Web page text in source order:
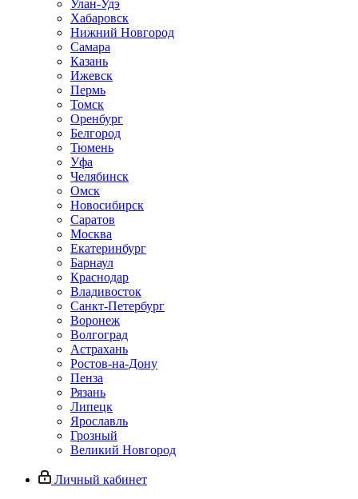
Улан-Удэ
Хабаровск
Нижний Новгород
Самара
Казань
Ижевск
Пермь
Томск
Оренбург
Белгород
Тюмень
Уфа
Челябинск
Омск
Новосибирск
Саратов
Москва
Екатеринбург
Барнаул
Краснодар
Владивосток
Санкт-Петербург
Воронеж
Волгоград
Астрахань
Ростов-на-Дону
Пенза
Рязань
Липецк
Ярославль
Грозный
Великий Новгород
Личный кабинет